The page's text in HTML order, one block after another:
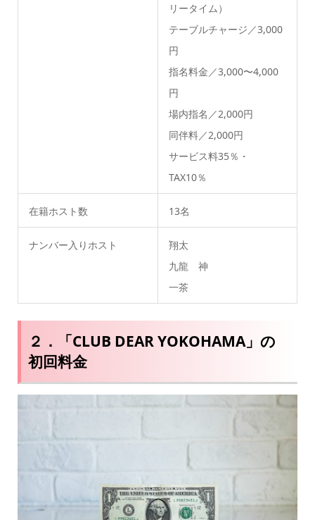
リータイム）
テーブルチャージ／3,000
円
指名料金／3,000〜4,000
円
場内指名／2,000円
同伴料／2,000円
サービス料35％・
TAX10％
在籍ホスト数 13名
ナンバー入りホスト
翔太
九龍 神
一茶
２．「CLUB DEAR YOKOHAMA」の
初回料金